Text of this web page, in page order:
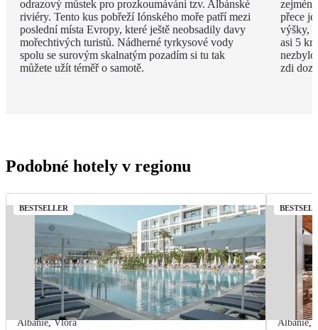
odrazový můstek pro prozkoumávání tzv. Albánské
riviéry. Tento kus pobřeží Iónského moře patří mezi
poslední místa Evropy, které ještě neobsadily davy
mořechtivých turistů. Nádherné tyrkysové vody
spolu se surovým skalnatým pozadím si tu tak
můžete užít téměř o samotě.
přece
výšky,
asi 5
zdi
Podobné hotely v regionu
BESTSELLER
Albánie,Vlora Albánie,